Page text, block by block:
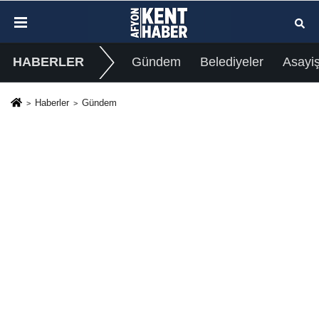
HABERLER Gündem Belediyeler
Haberler Gündem